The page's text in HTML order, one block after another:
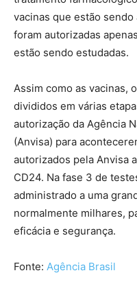
vacinas que estão
foram autorizadas
estão sendo estudadas.
Assim como as vacinas,
divididos em várias
autorização da Agência
(Anvisa) para
autorizados pela Anvisa
CD24. Na fase 3 de
administrado a uma
normalmente milhares,
eficácia e segurança.
Fonte: Agência Brasil